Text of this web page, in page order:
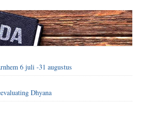
6 juli -31 augustus
Dhyana